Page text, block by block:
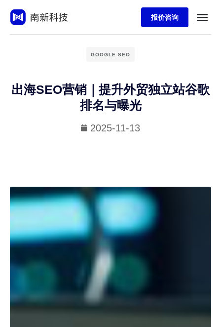
报价咨询
GOOGLE SEO
出海SEO营销｜提升外贸独立站谷歌
排名与曝光
2025-11-13